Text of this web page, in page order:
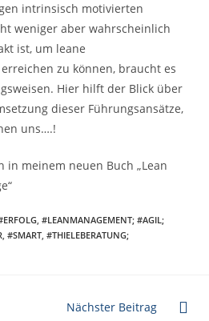
intrinsisch motivierten
weniger aber wahrscheinlich
ist, um leane
zu können, braucht es
Hier hilft der Blick über
dieser Führungsansätze,
uns….!
in meinem neuen Buch „Lean
, #LEANMANAGEMENT; #AGIL;
, #SMART, #THIELEBERATUNG;
Nächster Beitrag